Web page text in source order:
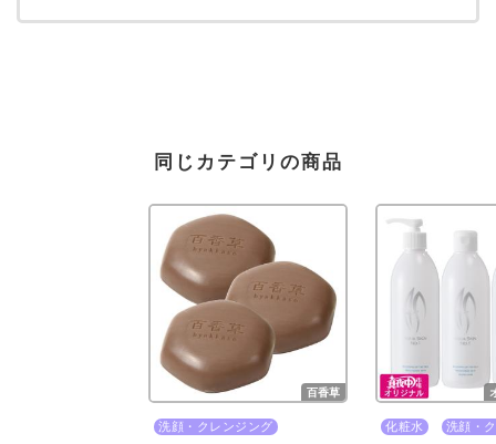
同じカテゴリの商品
百香草
洗顔・クレンジング 化粧水 洗顔・